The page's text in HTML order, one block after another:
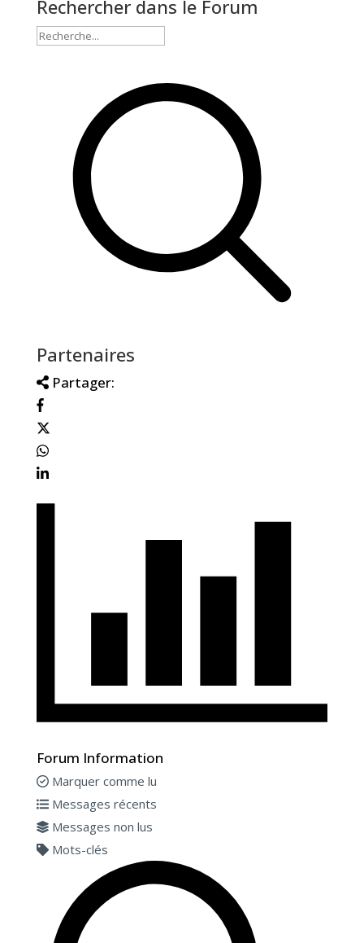
Rechercher dans le Forum
Partenaires
Partager:
Forum Information
Marquer comme lu
Messages récents
Messages non lus
Mots-clés